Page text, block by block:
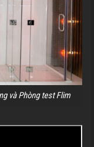
và Phòng test Flim